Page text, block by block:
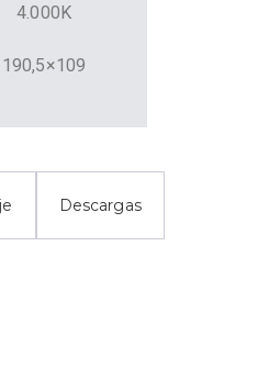
4.000K
190,5×109
Descargas